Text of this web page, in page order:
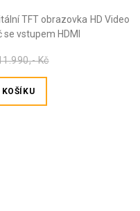
TFT obrazovka HD Video
vstupem HDMI
Kč
KOŠÍKU